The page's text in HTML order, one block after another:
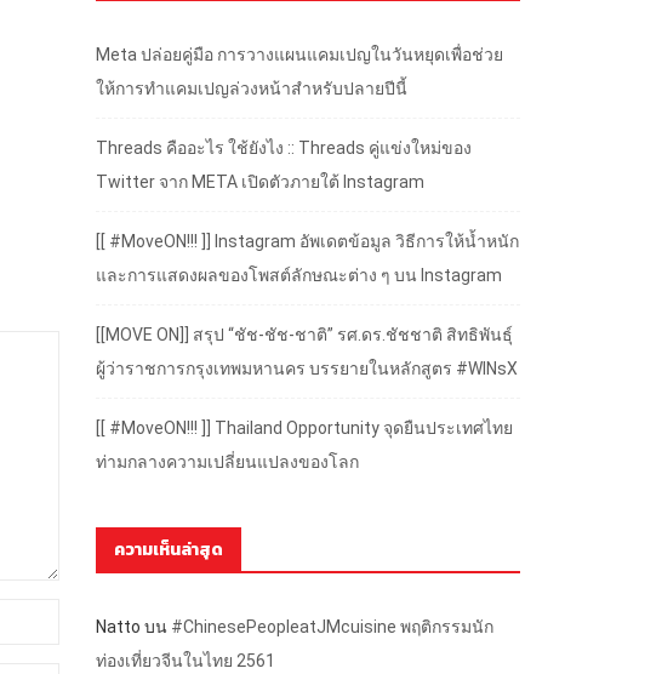
Meta ปล่อยคู่มือ การวางแผนแคมเปญในวันหยุดเพื่อช่วย
ให้การทำแคมเปญล่วงหน้าสำหรับปลายปีนี้
Threads คืออะไร ใช้ยังไง :: Threads คู่แข่งใหม่ของ
Twitter จาก META เปิดตัวภายใต้ Instagram
[[ #MoveON!!! ]] Instagram อัพเดตข้อมูล วิธีการให้น้ำหนัก
และการแสดงผลของโพสต์ลักษณะต่าง ๆ บน Instagram
[[MOVE ON]] สรุป “ชัช-ชัช-ชาติ” รศ.ดร.ชัชชาติ สิทธิพันธุ์
ผู้ว่าราชการกรุงเทพมหานคร บรรยายในหลักสูตร #WINsX
[[ #MoveON!!! ]] Thailand Opportunity จุดยืนประเทศไทย
ท่ามกลางความเปลี่ยนแปลงของโลก
ความเห็นล่าสุด
Natto บน #ChinesePeopleatJMcuisine พฤติกรรมนัก
ท่องเที่ยวจีนในไทย 2561